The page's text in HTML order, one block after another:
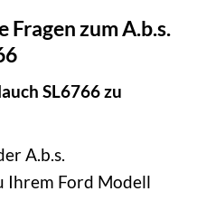
Fragen zum A.b.s.
SL6766 zu
A.b.s.
Ihrem Ford Modell